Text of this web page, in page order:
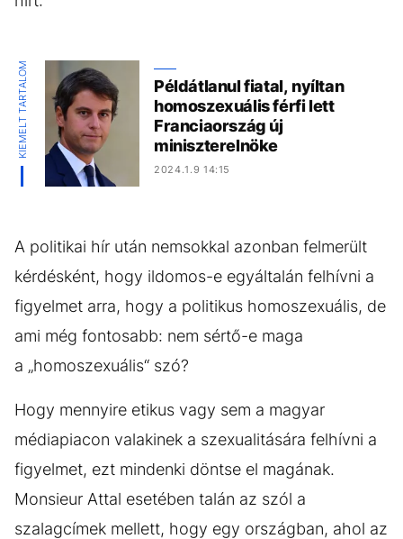
KIEMELT TARTALOM
Példátlanul fiatal, nyíltan
homoszexuális férfi lett
Franciaország új
miniszterelnöke
2024.1.9 14:15
A politikai hír után nemsokkal azonban felmerült
kérdésként, hogy ildomos-e egyáltalán felhívni a
figyelmet arra, hogy a politikus homoszexuális, de
ami még fontosabb: nem sértő-e maga
a „homoszexuális“ szó?
Hogy mennyire etikus vagy sem a magyar
médiapiacon valakinek a szexualitására felhívni a
figyelmet, ezt mindenki döntse el magának.
Monsieur Attal esetében talán az szól a
szalagcímek mellett, hogy egy országban, ahol az